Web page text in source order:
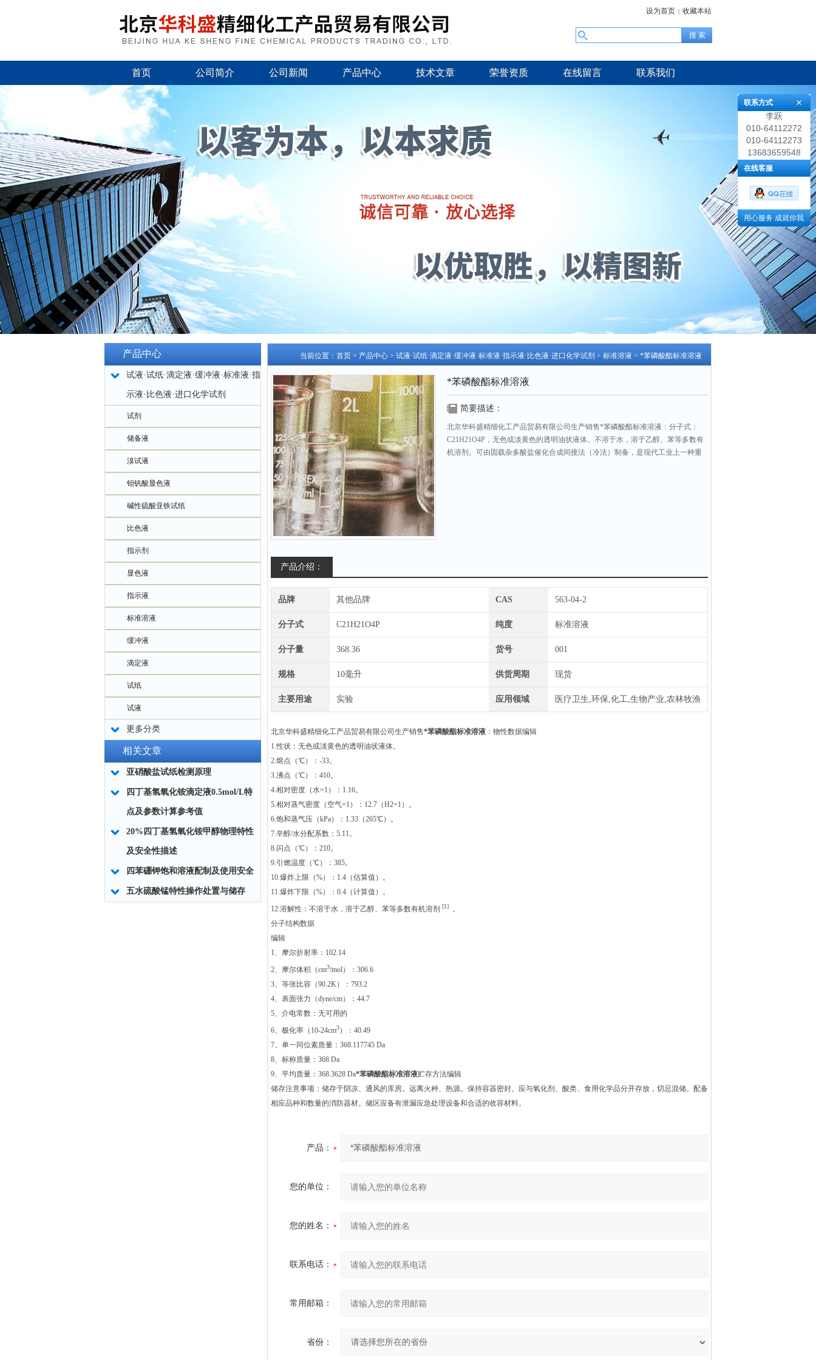
设为首页 | 收藏本站
首页 公司简介 公司新闻 产品中心 技术文章 荣誉资质 在线留言 联系我们
产品中心
试液·试纸·滴定液·缓冲液·标准液·指
示液·比色液·进口化学试剂
试剂
储备液
溴试液
钼钒酸显色液
碱性硫酸亚铁试纸
比色液
指示剂
显色液
指示液
标准溶液
缓冲液
滴定液
试纸
试液
更多分类
相关文章
亚硝酸盐试纸检测原理
四丁基氢氧化铵滴定液0.5mol/L特
点及参数计算参考值
20%四丁基氢氧化铵甲醇物理特性
及安全性描述
四苯硼钾饱和溶液配制及使用安全
五水硫酸锰特性操作处置与储存
当前位置： 首页 > 产品中心 > 试液·试纸·滴定液·缓冲液·标准液·指示液·比色液·进口化学试剂 > 标准溶液 > *苯磷酸酯标准溶液
*苯磷酸酯标准溶液
简要描述：
北京华科盛精细化工产品贸易有限公司生产销售*苯磷酸酯标准溶液：分子式：
C21H21O4P，无色或淡黄色的透明油状液体。不溶于水，溶于乙醇、苯等多数有
机溶剂。可由固载杂多酸盐催化合成间接法（冷法）制备，是现代工业上一种重
产品介绍：
品牌 其他品牌 CAS 563-04-2
分子式 C21H21O4P 纯度 标准溶液
分子量 368.36 货号 001
规格 10毫升 供货周期 现货
主要用途 实验 应用领域 医疗卫生,环保,化工,生物产业,农林牧渔
北京华科盛精细化工产品贸易有限公司生产销售*苯磷酸酯标准溶液 ：物性数据编辑
1.性状：无色或淡黄色的透明油状液体。
2.熔点（℃）：-33。
3.沸点（℃）：410。
4.相对密度（水=1）：1.16。
5.相对蒸气密度（空气=1）：12.7（H2=1）。
6.饱和蒸气压（kPa）：1.33（265℃）。
7.辛醇/水分配系数：5.11。
8.闪点（℃）：210。
9.引燃温度（℃）：385。
10.爆炸上限（%）：1.4（估算值）。
11.爆炸下限（%）：0.4（计算值）。
12.溶解性：不溶于水，溶于乙醇、苯等多数有机溶剂 [1]
。
分子结构数据
编辑
1、摩尔折射率：102.14
2、摩尔体积（cm3/mol）：306.6
3、等张比容（90.2K）：793.2
4、表面张力（dyne/cm）：44.7
5、介电常数：无可用的
6、极化率（10-24cm3）：40.49
7、单一同位素质量：368.117745 Da
8、标称质量：368 Da
9、平均质量：368.3628 Da*苯磷酸酯标准溶液贮存方法编辑
储存注意事项：储存于阴凉、通风的库房。远离火种、热源。保持容器密封。应与氧化剂、酸类、食用化学品分开存放，切忌混储。配备
相应品种和数量的消防器材。储区应备有泄漏应急处理设备和合适的收容材料。
产品：
您的单位：
您的姓名：
联系电话：
常用邮箱：
省份：
联系方式
李跃
010-64112272
010-64112273
13683659548
在线客服
用心服务 成就你我